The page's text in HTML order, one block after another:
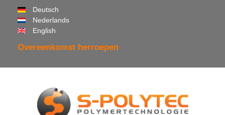
Deutsch
Nederlands
English
Overeenkomst herroepen